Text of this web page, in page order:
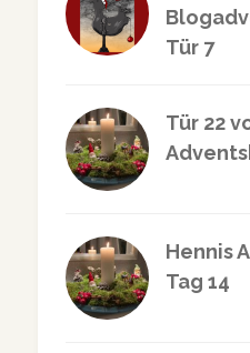
Tür 7
Tür 22
Hennis
Tag 14